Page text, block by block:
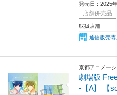
発売日：2025
店舗併売品
取扱店舗
通信販売専
京都アニメー
劇場版
-【A】 【